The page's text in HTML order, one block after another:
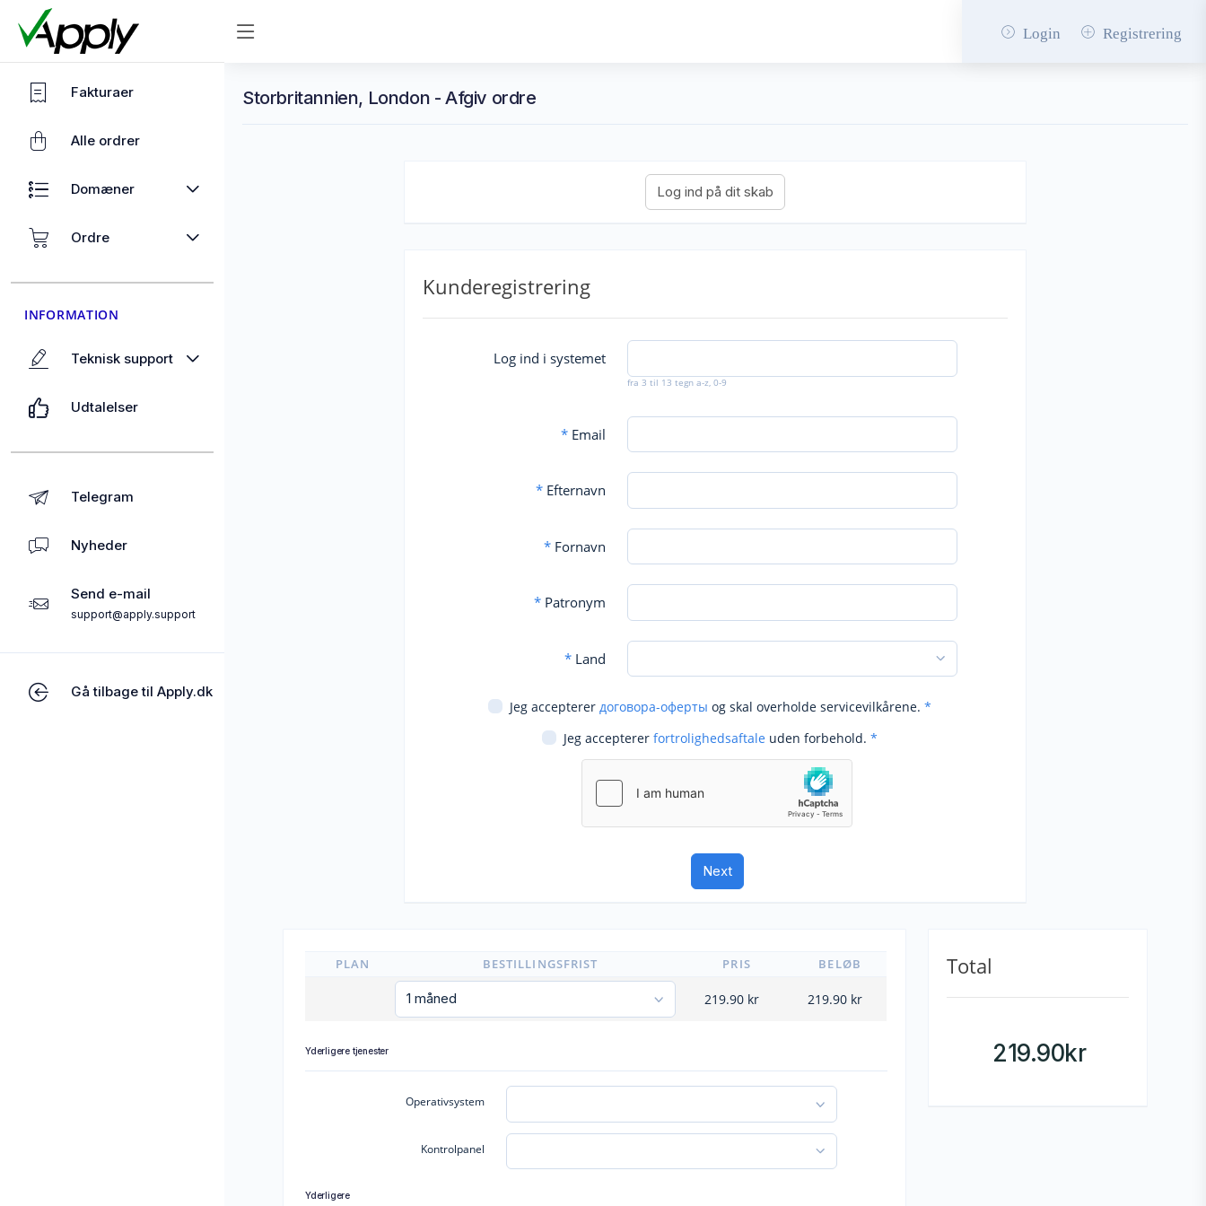
Login Registrering
Fakturaer
Alle ordrer
Domæner
Ordre
INFORMATION
Teknisk support
Udtalelser
Telegram
Nyheder
Send e-mail
support@apply.support
Gå tilbage til Apply.dk
Storbritannien, London - Afgiv ordre
Kunderegistrering
Log ind i systemet
fra 3 til 13 tegn a-z, 0-9
*Email
*Efternavn
*Fornavn
*Patronym
*Land
Jeg accepterer договора-оферты og skal overholde servicevilkårene. *
Jeg accepterer fortrolighedsaftale uden forbehold. *
PLAN BESTILLINGSFRIST PRIS BELØB
219.90kr 219.90kr
Yderligere tjenester
Operativsystem
Kontrolpanel
Yderligere
Total
219.90kr